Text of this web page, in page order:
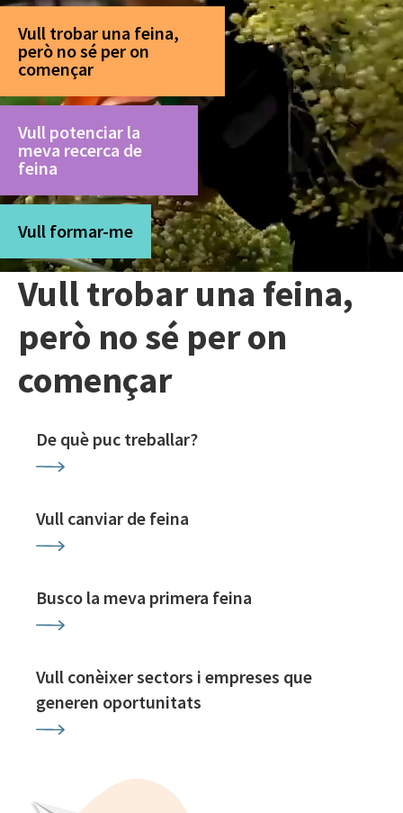
Vull trobar una feina,
però no sé per on
començar
Vull potenciar la
meva recerca de
feina
Vull formar-me
Vull trobar una feina,
però no sé per on
començar
De què puc treballar?
Vull canviar de feina
Busco la meva primera feina
Vull conèixer sectors i empreses que
generen oportunitats